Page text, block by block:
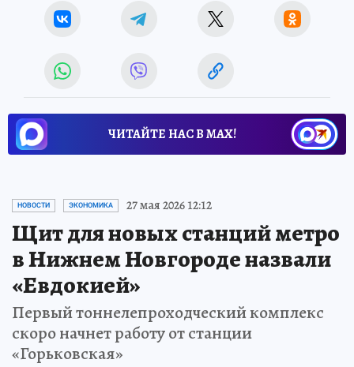
ЧИТАЙТЕ НАС В МАХ!
НОВОСТИ ЭКОНОМИКА 27 мая 2026 12:12
Щит для новых станций метро
в Нижнем Новгороде назвали
«Евдокией»
Первый тоннелепроходческий комплекс
скоро начнет работу от станции
«Горьковская»